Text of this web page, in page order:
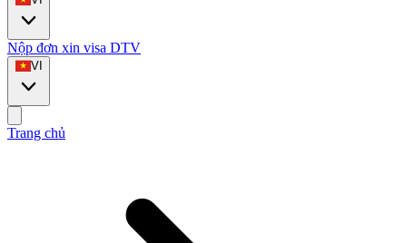
Nộp đơn xin visa DTV
VI
Trang chủ